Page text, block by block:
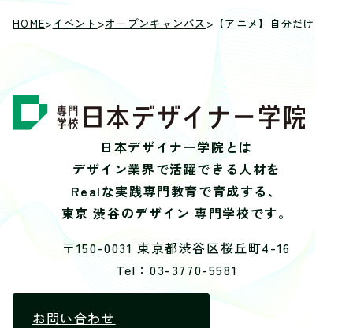
HOME> イベント >オープンキャンパス > 【アニメ】自分だけのア
日本デザイナー学院とは
デザイン業界で活躍できる人材を
Realな実践専門教育で育成する、
東京 渋谷のデザイン 専門学校です。
〒150-0031 東京都渋谷区桜丘町4-16
Tel：03-3770-5581
お問い合わせ